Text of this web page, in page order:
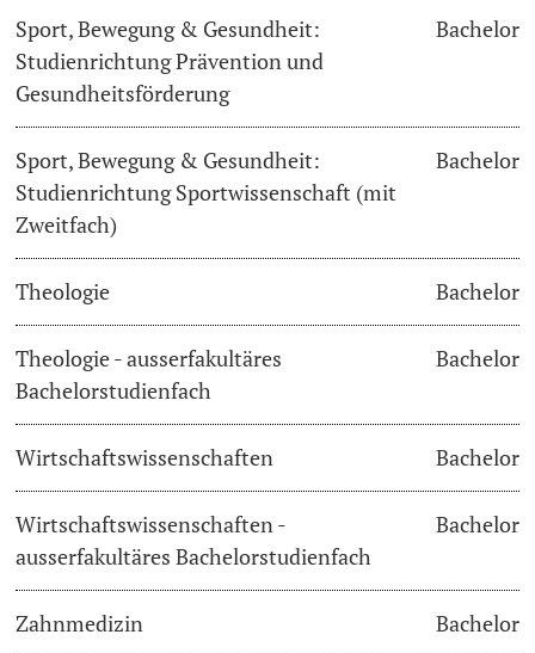
Sport, Bewegung & Gesundheit:
Studienrichtung Prävention und
Gesundheitsförderung
Bachelor
Sport, Bewegung & Gesundheit:
Studienrichtung Sportwissenschaft (mit
Zweitfach)
Bachelor
Theologie Bachelor
Theologie - ausserfakultäres
Bachelorstudienfach
Bachelor
Wirtschaftswissenschaften Bachelor
Wirtschaftswissenschaften -
ausserfakultäres Bachelorstudienfach
Bachelor
Zahnmedizin Bachelor